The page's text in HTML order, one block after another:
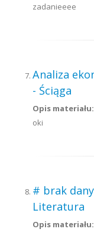
zadanieeee
Analiza
- Ściąga
Opis materiału:
oki
# brak
Literatura
Opis materiału: